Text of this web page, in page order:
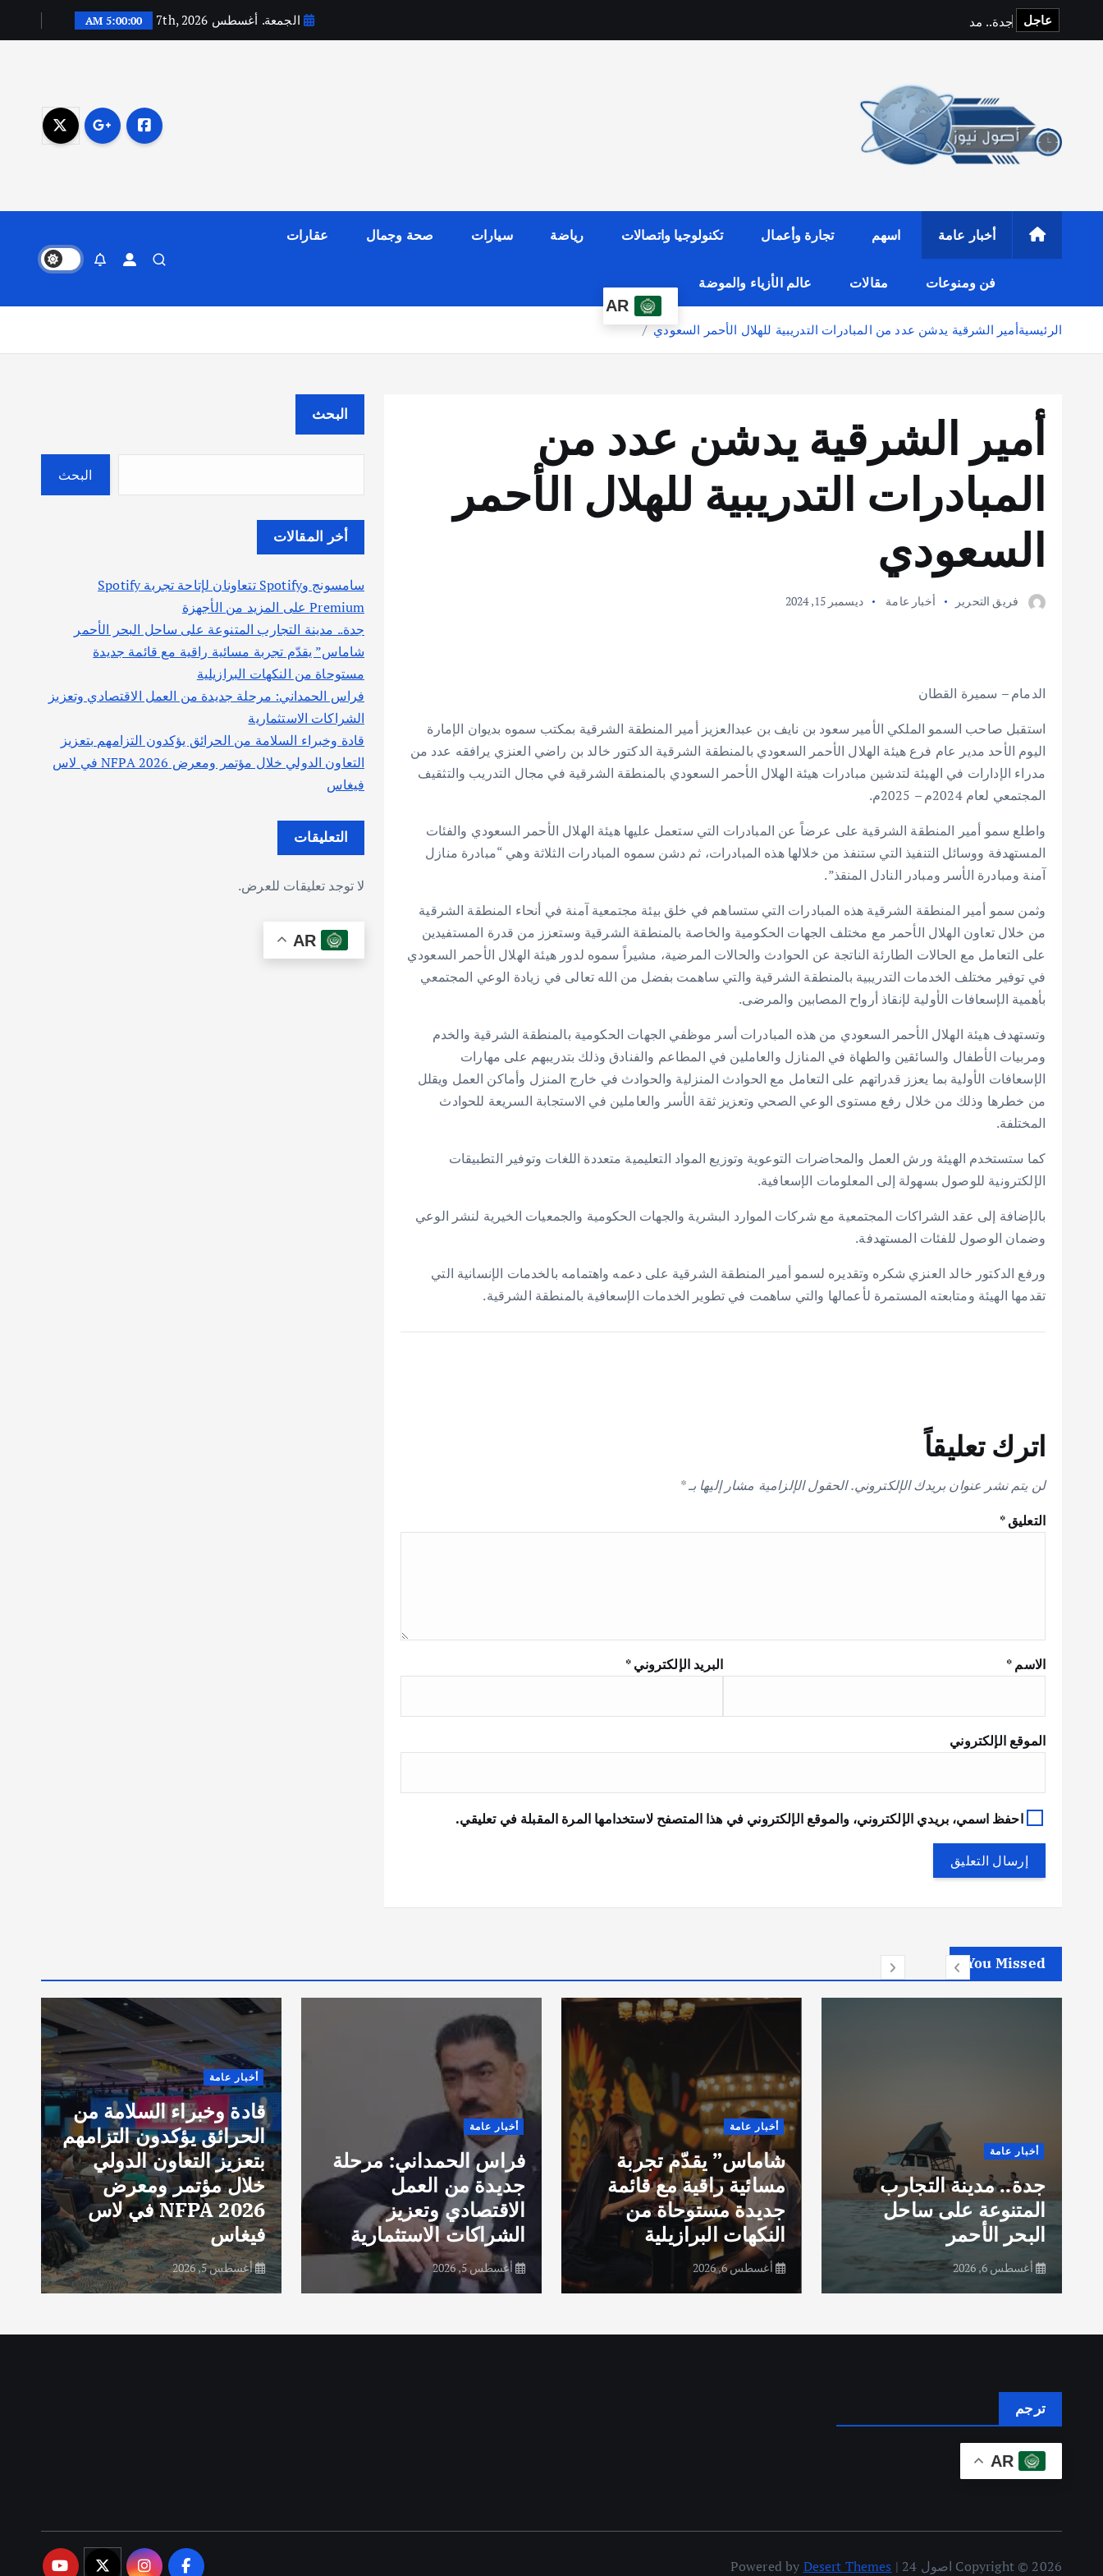
ى
عاجل جدة.
. مد الجمعة. أغسطس 7th, 2026 5:00:01 AM
أخبار عامة اسهم تجارة وأعمال تكنولوجيا واتصالات رياضة سيارات صحة وجمال عقارات
فن ومنوعات مقالات
عالم الأزياء والموضة
AR
الرئيسيةأمير الشرقية يدشن عدد من المبادرات التدريبية للهلال الأحمر السعودي
أمير الشرقية يدشن عدد من
المبادرات التدريبية للهلال الأحمر
السعودي
فريق التحرير أخبار عامة ديسمبر 15, 2024
الدمام – سميرة القطان
استقبل صاحب السمو الملكي الأمير سعود بن نايف بن عبدالعزيز أمير المنطقة الشرقية بمكتب سموه بديوان الإمارة
اليوم الأحد مدير عام فرع هيئة الهلال الأحمر السعودي بالمنطقة الشرقية الدكتور خالد بن راضي العنزي يرافقه عدد من
مدراء الإدارات في الهيئة لتدشين مبادرات هيئة الهلال الأحمر السعودي بالمنطقة الشرقية في مجال التدريب والتثقيف
المجتمعي لعام 2024م – 2025م.
واطلع سمو أمير المنطقة الشرقية على عرضاً عن المبادرات التي ستعمل عليها هيئة الهلال الأحمر السعودي والفئات
المستهدفة ووسائل التنفيذ التي ستنفذ من خلالها هذه المبادرات، ثم دشن سموه المبادرات الثلاثة وهي “مبادرة منازل
آمنة ومبادرة الأسر ومبادر النادل المنقذ”.
وثمن سمو أمير المنطقة الشرقية هذه المبادرات التي ستساهم في خلق بيئة مجتمعية آمنة في أنحاء المنطقة الشرقية
من خلال تعاون الهلال الأحمر مع مختلف الجهات الحكومية والخاصة بالمنطقة الشرقية وستعزز من قدرة المستفيدين
على التعامل مع الحالات الطارئة الناتجة عن الحوادث والحالات المرضية، مشيراً سموه لدور هيئة الهلال الأحمر السعودي
في توفير مختلف الخدمات التدريبية بالمنطقة الشرقية والتي ساهمت بفضل من الله تعالى في زيادة الوعي المجتمعي
بأهمية الإسعافات الأولية لإنقاذ أرواح المصابين والمرضى.
وتستهدف هيئة الهلال الأحمر السعودي من هذه المبادرات أسر موظفي الجهات الحكومية بالمنطقة الشرقية والخدم
ومربيات الأطفال والسائقين والطهاة في المنازل والعاملين في المطاعم والفنادق وذلك بتدريبهم على مهارات
الإسعافات الأولية بما يعزز قدراتهم على التعامل مع الحوادث المنزلية والحوادث في خارج المنزل وأماكن العمل ويقلل
من خطرها وذلك من خلال رفع مستوى الوعي الصحي وتعزيز ثقة الأسر والعاملين في الاستجابة السريعة للحوادث
المختلفة.
كما ستستخدم الهيئة ورش العمل والمحاضرات التوعوية وتوزيع المواد التعليمية متعددة اللغات وتوفير التطبيقات
الإلكترونية للوصول بسهولة إلى المعلومات الإسعافية.
بالإضافة إلى عقد الشراكات المجتمعية مع شركات الموارد البشرية والجهات الحكومية والجمعيات الخيرية لنشر الوعي
وضمان الوصول للفئات المستهدفة.
ورفع الدكتور خالد العنزي شكره وتقديره لسمو أمير المنطقة الشرقية على دعمه واهتمامه بالخدمات الإنسانية التي
تقدمها الهيئة ومتابعته المستمرة لأعمالها والتي ساهمت في تطوير الخدمات الإسعافية بالمنطقة الشرقية.
اترك تعليقاً
لن يتم نشر عنوان بريدك الإلكتروني. الحقول الإلزامية مشار إليها بـ*
التعليق*
الاسم* البريد الإلكتروني*
الموقع الإلكتروني
احفظ اسمي، بريدي الإلكتروني، والموقع الإلكتروني في هذا المتصفح لاستخدامها المرة المقبلة في تعليقي.
البحث
البحث
أخر المقالات
سامسونج وSpotify تتعاونان لإتاحة تجربة Spotify
Premium على المزيد من الأجهزة
جدة.. مدينة التجارب المتنوعة على ساحل البحر الأحمر
شاماس” يقدّم تجربة مسائية راقية مع قائمة جديدة
مستوحاة من النكهات البرازيلية
فراس الحمداني: مرحلة جديدة من العمل الاقتصادي وتعزيز
الشراكات الاستثمارية
قادة وخبراء السلامة من الحرائق يؤكدون التزامهم بتعزيز
التعاون الدولي خلال مؤتمر ومعرض NFPA 2026 في لاس
فيغاس
التعليقات
لا توجد تعليقات للعرض.
AR
You Missed
أخبار عامة
جدة.. مدينة التجارب
المتنوعة على ساحل
البحر الأحمر
أغسطس 6, 2026
أخبار عامة
شاماس” يقدّم تجربة
مسائية راقية مع قائمة
جديدة مستوحاة من
النكهات البرازيلية
أغسطس 6, 2026
أخبار عامة
فراس الحمداني: مرحلة
جديدة من العمل
الاقتصادي وتعزيز
الشراكات الاستثمارية
أغسطس 5, 2026
أخبار عامة
قادة وخبراء السلامة من
الحرائق يؤكدون التزامهم
بتعزيز التعاون الدولي
خلال مؤتمر ومعرض
NFPA 2026 في لاس
فيغاس
أغسطس 5, 2026
ترجم
AR
Copyright © 2026 اصول 24 | Powered by Desert Themes